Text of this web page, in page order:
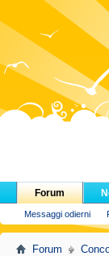
Forum
Messaggi odierni
Forum